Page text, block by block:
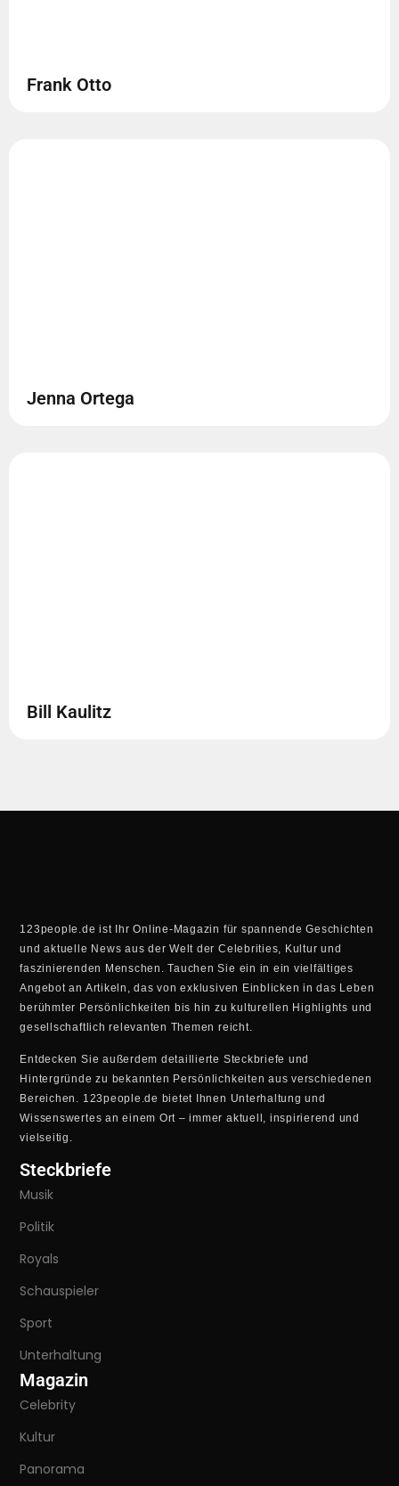
Frank Otto
Jenna Ortega
Bill Kaulitz
123people.de ist Ihr Online-Magazin für spannende Geschichten
und aktuelle News aus der Welt der Celebrities, Kultur und
faszinierenden Menschen. Tauchen Sie ein in ein vielfältiges
Angebot an Artikeln, das von exklusiven Einblicken in das Leben
berühmter Persönlichkeiten bis hin zu kulturellen Highlights und
gesellschaftlich relevanten Themen reicht.
Entdecken Sie außerdem detaillierte Steckbriefe und
Hintergründe zu bekannten Persönlichkeiten aus verschiedenen
Bereichen. 123people.de bietet Ihnen Unterhaltung und
Wissenswertes an einem Ort – immer aktuell, inspirierend und
vielseitig.
Steckbriefe
Musik
Politik
Royals
Schauspieler
Sport
Unterhaltung
Magazin
Celebrity
Kultur
Panorama